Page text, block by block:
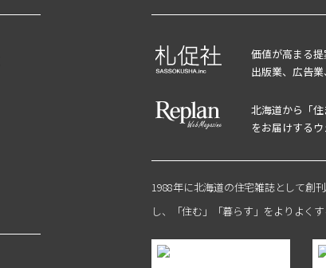
価値が高まる
出版業、広告
北海道から「
をお届けする
1988年に北海道の住宅雑誌として創
し、「住む」「暮らす」をよりよくす